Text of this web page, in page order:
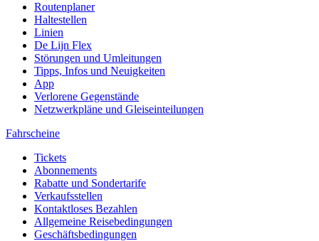
Routenplaner
Haltestellen
Linien
De Lijn Flex
Störungen und Umleitungen
Tipps, Infos und Neuigkeiten
App
Verlorene Gegenstände
Netzwerkpläne und Gleiseinteilungen
Fahrscheine
Tickets
Abonnements
Rabatte und Sondertarife
Verkaufsstellen
Kontaktloses Bezahlen
Allgemeine Reisebedingungen
Geschäftsbedingungen